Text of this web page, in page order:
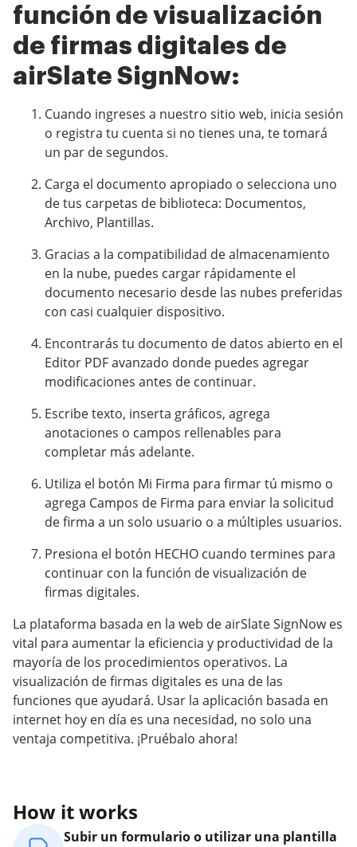
función de visualización
de firmas digitales de
airSlate SignNow:
Cuando ingreses a nuestro sitio web, inicia sesión
o registra tu cuenta si no tienes una, te tomará
un par de segundos.
Carga el documento apropiado o selecciona uno
de tus carpetas de biblioteca: Documentos,
Archivo, Plantillas.
Gracias a la compatibilidad de almacenamiento
en la nube, puedes cargar rápidamente el
documento necesario desde las nubes preferidas
con casi cualquier dispositivo.
Encontrarás tu documento de datos abierto en el
Editor PDF avanzado donde puedes agregar
modificaciones antes de continuar.
Escribe texto, inserta gráficos, agrega
anotaciones o campos rellenables para
completar más adelante.
Utiliza el botón Mi Firma para firmar tú mismo o
agrega Campos de Firma para enviar la solicitud
de firma a un solo usuario o a múltiples usuarios.
Presiona el botón HECHO cuando termines para
continuar con la función de visualización de
firmas digitales.
La plataforma basada en la web de airSlate SignNow es
vital para aumentar la eficiencia y productividad de la
mayoría de los procedimientos operativos. La
visualización de firmas digitales es una de las
funciones que ayudará. Usar la aplicación basada en
internet hoy en día es una necesidad, no solo una
ventaja competitiva. ¡Pruébalo ahora!
How it works
Subir un formulario o utilizar una plantilla